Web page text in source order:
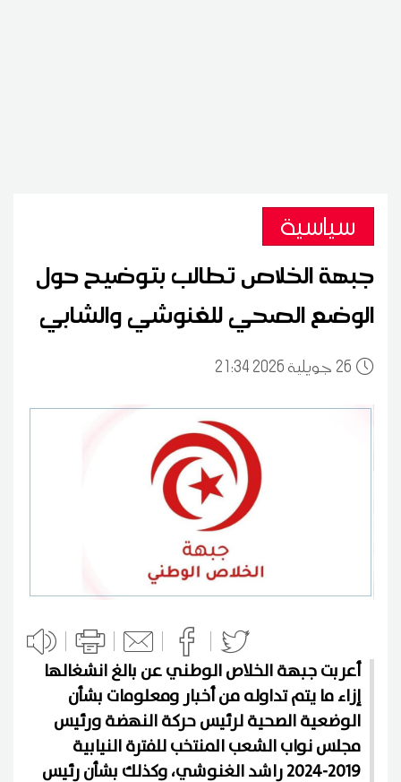
سياسية
جبهة الخلاص تطالب بتوضيح حول
الوضع الصحي للغنوشي والشابي
26 21:34 2026 جويلية
أعربت جبهة الخلاص الوطني عن بالغ انشغالها
إزاء ما يتم تداوله من أخبار ومعلومات بشأن
الوضعية الصحية لرئيس حركة النهضة ورئيس
مجلس نواب الشعب المنتخب للفترة النيابية
2019-2024 راشد الغنوشي، وكذلك بشأن رئيس